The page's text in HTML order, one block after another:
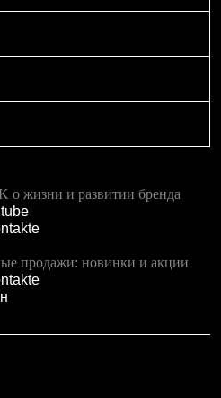
жизни и развитии бренда
продажи: новинки и акции